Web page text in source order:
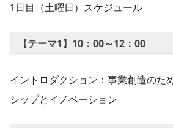
1日目（土曜日）スケジュール
【テーマ1】10：00～12：00
イントロダクション：事業創造のた
シップとイノベーション